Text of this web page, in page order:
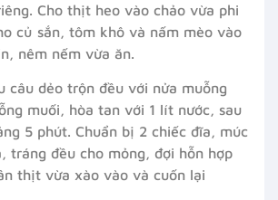
Cho thịt heo vào chảo vừa phi
củ sắn, tôm khô và nấm mèo vào
nêm nếm vừa ăn.
câu dẻo trộn đều với nửa muỗng
muối, hòa tan với 1 lít nước, sau
5 phút. Chuẩn bị 2 chiếc đĩa, múc
tráng đều cho mỏng, đợi hỗn hợp
thịt vừa xào vào và cuốn lại